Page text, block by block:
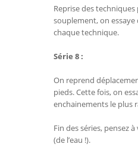
Reprise des
souplement, on essaye
chaque technique.
Série 8 :
On reprend
pieds. Cette fois, on
enchainements le plus
Fin des séries, pensez
(de l’eau !).